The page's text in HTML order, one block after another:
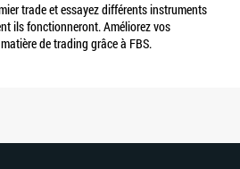
trade et essayez différents instruments
ils fonctionneront. Améliorez vos
de trading grâce à FBS.